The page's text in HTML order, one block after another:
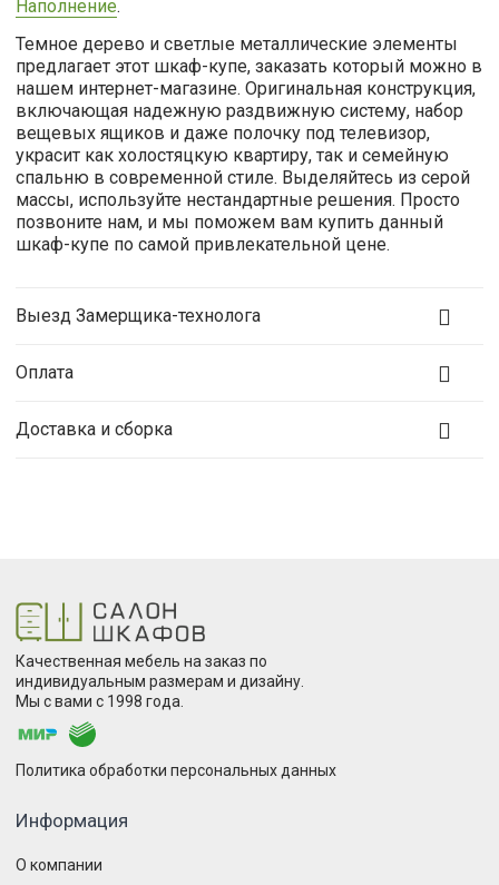
Наполнение.
Темное дерево и светлые металлические элементы
предлагает этот шкаф-купе, заказать который можно в
нашем интернет-магазине. Оригинальная конструкция,
включающая надежную раздвижную систему, набор
вещевых ящиков и даже полочку под телевизор,
украсит как холостяцкую квартиру, так и семейную
спальню в современной стиле. Выделяйтесь из серой
массы, используйте нестандартные решения. Просто
позвоните нам, и мы поможем вам купить данный
шкаф-купе по самой привлекательной цене.
Выезд Замерщика-технолога
Оплата
Доставка и сборка
Качественная мебель на заказ по
индивидуальным размерам и дизайну.
Мы с вами с 1998 года.
Политика обработки персональных данных
Информация
О компании